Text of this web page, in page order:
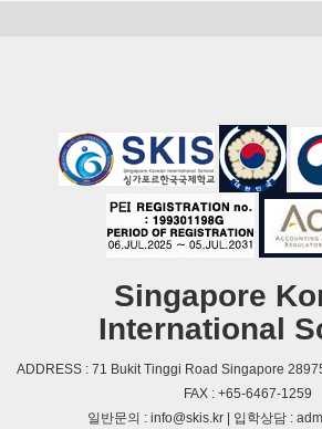
Singapore
International
ADDRESS : 71 Bukit Tinggi Road Singapore
FAX : +65-6467-1259
일반문의 : info@skis.kr | 입학상담 :